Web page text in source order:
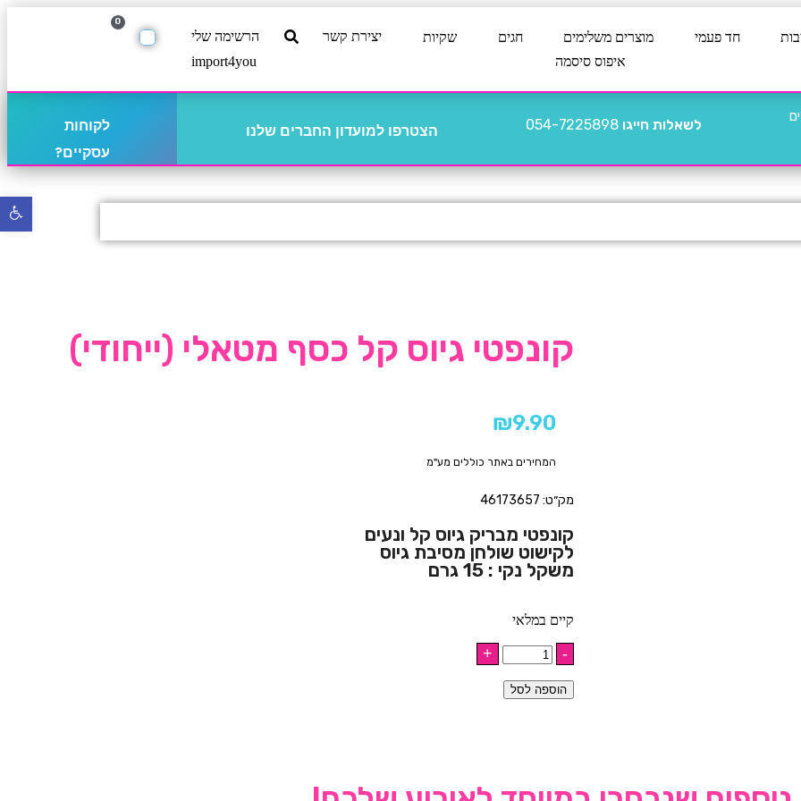
חד פעמי מוצרים משלימים חגים שקיות יצירת קשר
הרשימה שלי
איפוס סיסמה import4you
0
לשאלות חייגו 054-7225898 הצטרפו למועדון החברים שלנו
לקוחות
עסקיים?
קונפטי גיוס קל כסף מטאלי (ייחודי)
₪9.90
המחירים באתר כוללים מע"מ
מק״ט: 46173657
קונפטי מבריק גיוס קל ונעים
לקישוט שולחן מסיבת גיוס
משקל נקי : 15 גרם
קיים במלאי
הוספה לסל
פתח